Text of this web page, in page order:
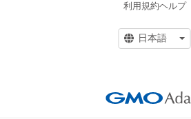
利用規約ヘルプ